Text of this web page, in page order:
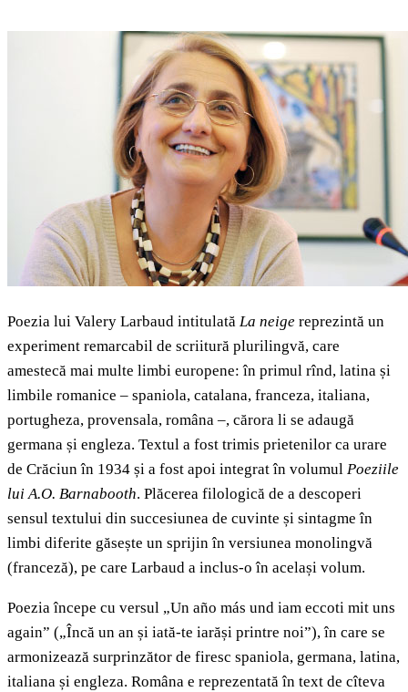
Poezia lui Valery Larbaud intitulată La neige reprezintă un
experiment remarcabil de scriitură plurilingvă, care
amestecă mai multe limbi europene: în primul rînd, latina și
limbile romanice – spaniola, catalana, franceza, italiana,
portugheza, provensala, româna –, cărora li se adaugă
germana și engleza. Textul a fost trimis prietenilor ca urare
de Crăciun în 1934 și a fost apoi integrat în volumul Poeziile
lui A.O. Barnabooth. Plăcerea filologică de a descoperi
sensul textului din succesiunea de cuvinte și sintagme în
limbi diferite găsește un sprijin în versiunea monolingvă
(franceză), pe care Larbaud a inclus-o în același volum.
Poezia începe cu versul „Un año más und iam eccoti mit uns
again” („Încă un an și iată-te iarăși printre noi”), în care se
armonizează surprinzător de firesc spaniola, germana, latina,
italiana și engleza. Româna e reprezentată în text de cîteva